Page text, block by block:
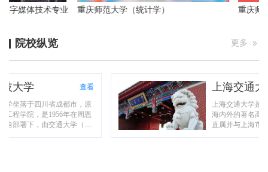
字媒体技术专业 重庆师范大学（统计学） 重庆师
院校纵览 更多
大学 查看
坐落于四川省成都市，原
程学院，是1956年在周恩
部署下，由交通大学（现
上海交通大学
上海交通大学是我
海内外的著名高等
直属并与上海市共